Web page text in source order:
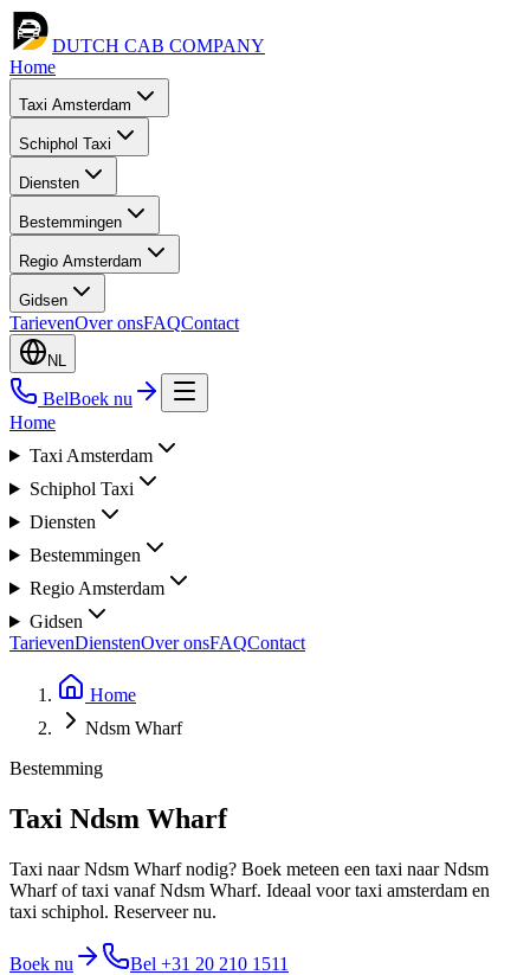
DUTCH CAB COMPANY
Home
Taxi Amsterdam
Schiphol Taxi
Diensten
Bestemmingen
Regio Amsterdam
Gidsen
TarievenOver onsFAQContact
NL
BelBoek nu
Home
Taxi Amsterdam
Schiphol Taxi
Diensten
Bestemmingen
Regio Amsterdam
Gidsen
TarievenDienstenOver onsFAQContact
Home
Ndsm Wharf
Bestemming
Taxi Ndsm Wharf
Taxi naar Ndsm Wharf nodig? Boek meteen een taxi naar Ndsm
Wharf of taxi vanaf Ndsm Wharf. Ideaal voor taxi amsterdam en
taxi schiphol. Reserveer nu.
Boek nu Bel +31 20 210 1511